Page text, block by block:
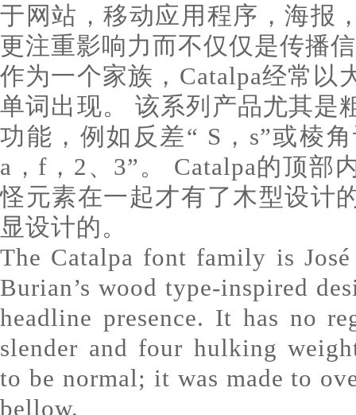
于网站，移动应用程序，海报
更注重影响力而不仅仅是传播
作为一个家族，Catalpa经常以
单词出现。 该系列产品尤其是
功能，例如反差“ S，s”或棱
a，f，2、3”。 Catalpa的顶部
怪元素在一起才有了木型设计
显设计的。
The Catalpa font family is
Burian’s wood type-inspired
headline presence. It has no
slender and four hulking
to be normal; it was made to
bellow.